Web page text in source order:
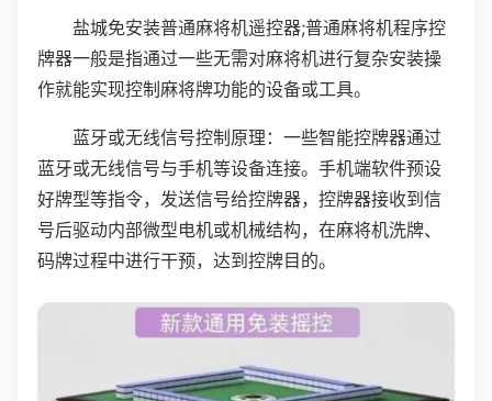
盐城免安装普通麻将机遥控器;普通麻将机程序控
牌器一般是指通过一些无需对麻将机进行复杂安装操
作就能实现控制麻将牌功能的设备或工具。
蓝牙或无线信号控制原理：一些智能控牌器通过
蓝牙或无线信号与手机等设备连接。手机端软件预设
好牌型等指令，发送信号给控牌器，控牌器接收到信
号后驱动内部微型电机或机械结构，在麻将机洗牌、
码牌过程中进行干预，达到控牌目的。